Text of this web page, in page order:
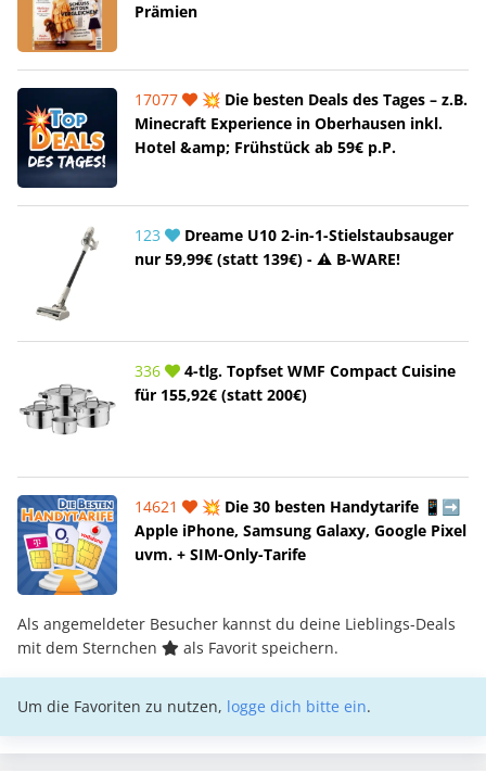
Prämien
17077
💥 Die besten Deals des Tages – z.B.
Minecraft Experience in Oberhausen inkl.
Hotel &amp; Frühstück ab 59€ p.P.
123
Dreame U10 2-in-1-Stielstaubsauger
nur 59,99€ (statt 139€) - ⚠️ B-WARE!
336
4-tlg. Topfset WMF Compact Cuisine
für 155,92€ (statt 200€)
14621
💥 Die 30 besten Handytarife 📱➡️
Apple iPhone, Samsung Galaxy, Google Pixel
uvm. + SIM-Only-Tarife
Als angemeldeter Besucher kannst du deine Lieblings-Deals
mit dem Sternchen
als Favorit speichern.
Um die Favoriten zu nutzen, logge dich bitte ein.